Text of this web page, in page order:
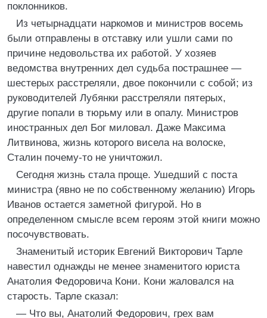
поклонников.
Из четырнадцати наркомов и министров восемь
были отправлены в отставку или ушли сами по
причине недовольства их работой. У хозяев
ведомства внутренних дел судьба пострашнее —
шестерых расстреляли, двое покончили с собой; из
руководителей Лубянки расстреляли пятерых,
другие попали в тюрьму или в опалу. Министров
иностранных дел Бог миловал. Даже Максима
Литвинова, жизнь которого висела на волоске,
Сталин почему-то не уничтожил.
Сегодня жизнь стала проще. Ушедший с поста
министра (явно не по собственному желанию) Игорь
Иванов остается заметной фигурой. Но в
определенном смысле всем героям этой книги можно
посочувствовать.
Знаменитый историк Евгений Викторович Тарле
навестил однажды не менее знаменитого юриста
Анатолия Федоровича Кони. Кони жаловался на
старость. Тарле сказал:
— Что вы, Анатолий Федорович, грех вам